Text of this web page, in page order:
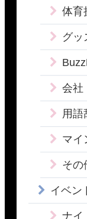
体育
グッ
会社
用語
マイ
その
イベン
ナイ